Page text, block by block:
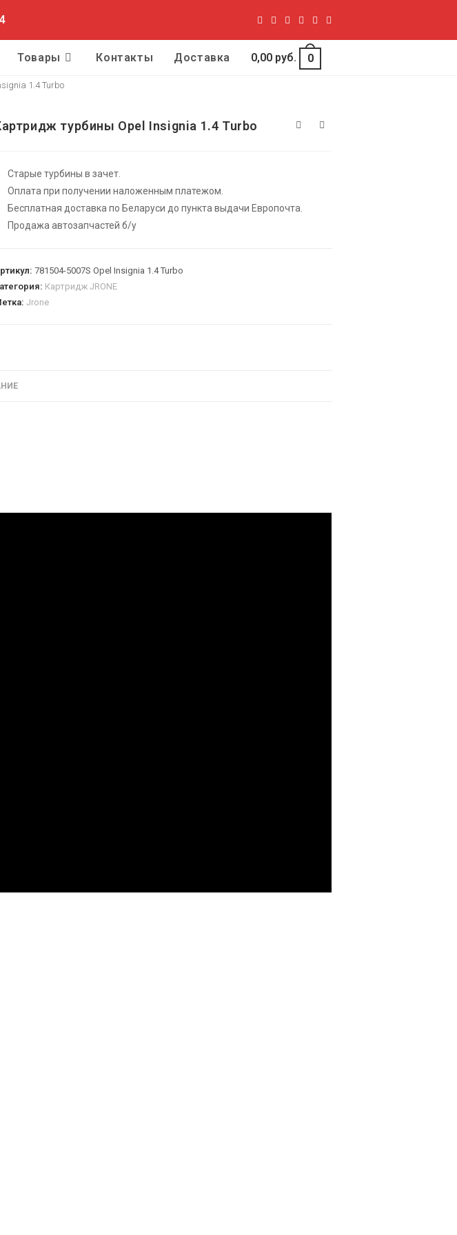
Товары Контакты Доставка 0,00 руб. 0
1.4 Turbo
турбины Opel Insignia 1.4 Turbo
Старые турбины в зачет.
Оплата при получении наложенным платежом.
Бесплатная доставка по Беларуси до пункта выдачи Европочта.
Продажа автозапчастей б/у
781504-5007S Opel Insignia 1.4 Turbo
Картридж JRONE
Jrone